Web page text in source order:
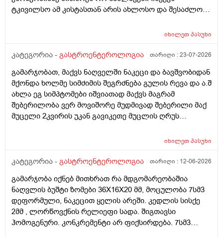
ტკივილსო ამ კისტასთან არის ახლოსო და შესაძლოა
შებერილობა მაწუხებს მუდმივად და ნამდვილად მაგის
ცოტა შევიმსუბუქო მდგომარეობა ან ვარჯიშით ან
მივალ.ძლიერი ტკივილები არ მაქვს. მადლობა დიდი
იხილეთპასუხი
კატეგორია - გასტროენტეროლოგია თარიღი :23-07-2026
გამარჯობათ, მაქვს ნაღველში ნაკეცი და ბავშვობიდან
მქონდა ხოლმე სიმძიმის შეგრძნება გულის რევა და ა.შ
ახლა ეგ სიმპტომები იშვიათად მაქვს მაგრამ
შებერილობა ვერ მოვიშორე მუდმივად შებერილი მაქ
მუცელი 2კვირის უკან გავიკეთე მუცლის ღრუს
ნაწლავის შებერილობა გამოჩნდა მაგრამ მუცლის ხან
და ხანდახან უფრო ამოსუნთვაზე.შესაძლოა სტრესის
ვუმკურნალო ამ შებერილობას და ნაზლავების რაიმე
დაზიანება რომ ყოფილიყო ეხოსკოპიაზე ხომ
გამოჩნდებოდა.მადლობა დიდი
იხილეთპასუხი
კატეგორია - გასტროენტეროლოგია თარიღი : 12-06-2026
გამარჯობა იქნებ მითხრათ რა მდგომარეობაშია
ნაღვლის ბუშტი ზომები 36X16X20 მმ, მოცულობა 7სმ3
დეფორმული, ნაკეცით ყელის არეში. კედლის სისქე
2მმ , ლორწოვქნის რელიეფი სადა. შიგთავსი
ჰომოგენური. კონკრემენტი არ ფიქსირდება. 7სმ3